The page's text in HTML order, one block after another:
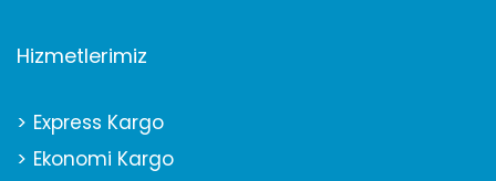
Hizmetlerimiz
Express Kargo
Ekonomi Kargo